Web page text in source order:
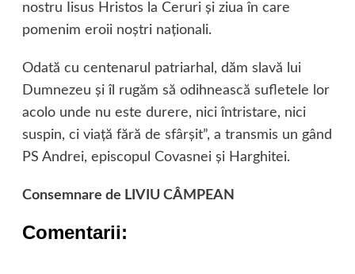
nostru Iisus Hristos la Ceruri şi ziua în care
pomenim eroii noştri naţionali.
Odată cu centenarul patriarhal, dăm slavă lui
Dumnezeu şi îl rugăm să odihnească sufletele lor
acolo unde nu este durere, nici întristare, nici
suspin, ci viaţă fără de sfârşit”, a transmis un gând
PS Andrei, episcopul Covasnei şi Harghitei.
Consemnare de LIVIU CÂMPEAN
Comentarii: